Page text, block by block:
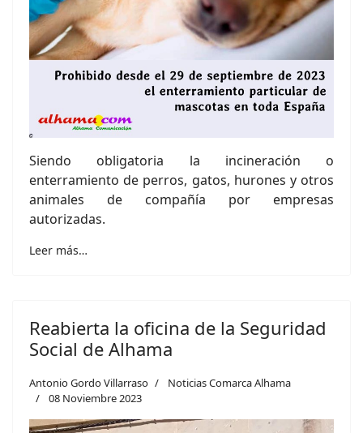
Siendo obligatoria la incineración o
enterramiento de perros, gatos, hurones y otros
animales de compañía por empresas
autorizadas.
Leer más…
Reabierta la oficina de la Seguridad
Social de Alhama
Antonio Gordo Villarraso
Noticias Comarca Alhama
08 Noviembre 2023